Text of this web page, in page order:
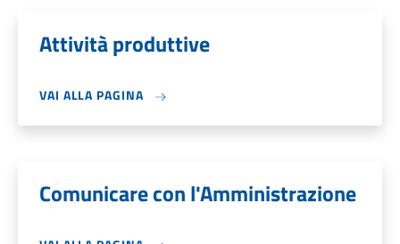
Attività produttive
VAI ALLA PAGINA
Comunicare con l'Amministrazione